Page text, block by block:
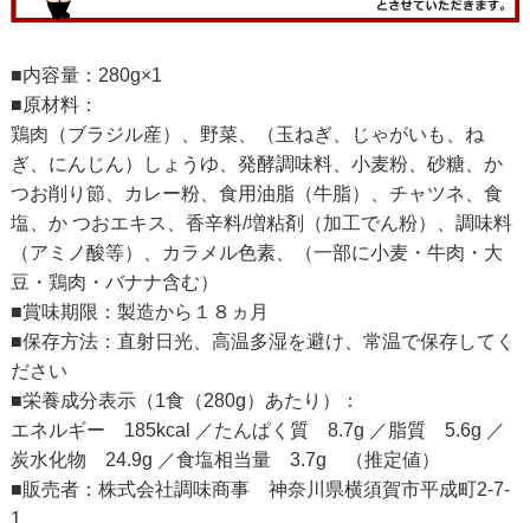
■内容量：280g×1
■原材料：
鶏肉（ブラジル産）、野菜、（玉ねぎ、じゃがいも、ね
ぎ、にんじん）しょうゆ、発酵調味料、小麦粉、砂糖、か
つお削り節、カレー粉、食用油脂（牛脂）、チャツネ、食
塩、か つおエキス、香辛料/増粘剤（加工でん粉）、調味料
（アミノ酸等）、カラメル色素、（一部に小麦・牛肉・大
豆・鶏肉・バナナ含む）
■賞味期限：製造から１８ヵ月
■保存方法：直射日光、高温多湿を避け、常温で保存してく
ださい
■栄養成分表示（1食（280g）あたり）：
エネルギー 185kcal ／たんぱく質 8.7g ／脂質 5.6g ／
炭水化物 24.9g ／食塩相当量 3.7g （推定値）
■販売者：株式会社調味商事 神奈川県横須賀市平成町2-7-